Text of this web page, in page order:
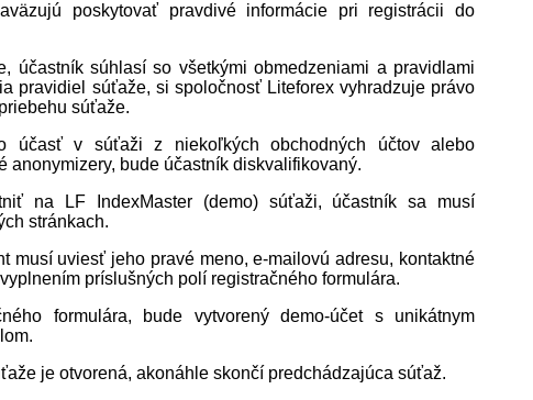
poskytovať pravdivé informácie pri registrácii do
účastník súhlasí so všetkými obmedzeniami a pravidlami
pravidiel súťaže, si spoločnosť Liteforex vyhradzuje právo
súťaže.
účasť v súťaži z niekoľkých obchodných účtov alebo
anonymizery, bude účastník diskvalifikovaný.
na LF IndexMaster (demo) súťaži, účastník sa musí
stránkach.
musí uviesť jeho pravé meno, e-mailovú adresu, kontaktné
príslušných polí registračného formulára.
formulára, bude vytvorený demo-účet s unikátnym
je otvorená, akonáhle skončí predchádzajúca súťaž.